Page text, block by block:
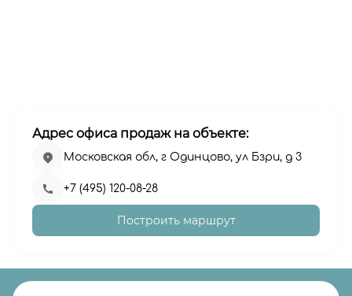
Адрес офиса продаж на объекте:
Московская обл, г Одинцово, ул Бзри, д 3
+7 (495) 120-08-28
Построить маршрут